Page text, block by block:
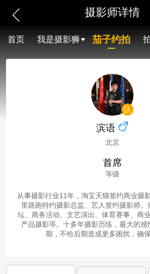
摄影师详情
首页 我是摄影狮 茄子约拍
滨语
北京
首席
等级
从事摄影行业11年，淘宝天猫签约商业摄
里路跑特约摄影总监、艺人签约摄影师
坛、商务活动、文艺演出、体育赛事、商
产品摄影等。十多年摄影历练，最大的
期，不给后期造成更多困扰，确保